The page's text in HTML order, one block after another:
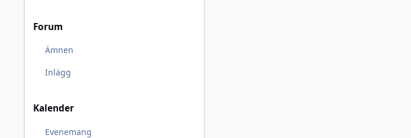
Forum
Ämnen
Inlägg
Kalender
Evenemang